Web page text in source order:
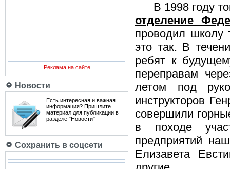
Реклама на сайте
Новости
Есть интересная и важная
информация? Пришлите
материал для публикации в
разделе "Новости"
Сохранить в соцсети
В 1998 году
отделение
проводил школу
это так. В
ребят к
переправам
летом под
инструкторов
совершили
в походе
предприятий
Елизавета